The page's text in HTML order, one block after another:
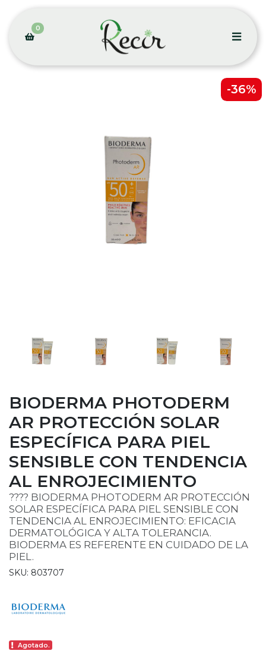
0
-36%
BIODERMA PHOTODERM
AR PROTECCIÓN SOLAR
ESPECÍFICA PARA PIEL
SENSIBLE CON TENDENCIA
AL ENROJECIMIENTO
???? BIODERMA PHOTODERM AR PROTECCIÓN
SOLAR ESPECÍFICA PARA PIEL SENSIBLE CON
TENDENCIA AL ENROJECIMIENTO: EFICACIA
DERMATOLÓGICA Y ALTA TOLERANCIA.
BIODERMA ES REFERENTE EN CUIDADO DE LA
PIEL.
SKU: 803707
Agotado.